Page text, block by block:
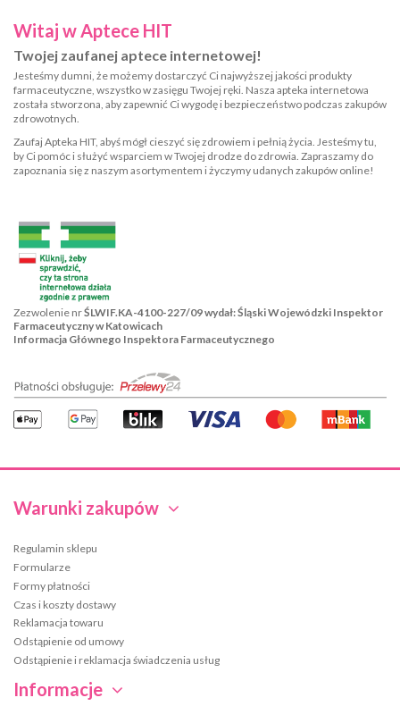
Warunki zakupów
Regulamin sklepu
Formularze
Formy płatności
Czas i koszty dostawy
Reklamacja towaru
Odstąpienie od umowy
Odstąpienie i reklamacja świadczenia usług
Informacje
Witaj w Aptece HIT
Twojej zaufanej aptece internetowej!
Jesteśmy dumni, że możemy dostarczyć Ci najwyższej jakości produkty
farmaceutyczne, wszystko w zasięgu Twojej ręki. Nasza apteka internetowa
została stworzona, aby zapewnić Ci wygodę i bezpieczeństwo podczas zakupów
zdrowotnych.
Zaufaj Apteka HIT, abyś mógł cieszyć się zdrowiem i pełnią życia. Jesteśmy tu,
by Ci pomóc i służyć wsparciem w Twojej drodze do zdrowia. Zapraszamy do
zapoznania się z naszym asortymentem i życzymy udanych zakupów online!
Zezwolenie nrŚLWIF.KA-4100-227/09 wydał: Śląski Wojewódzki Inspektor
Farmaceutyczny w Katowicach
Informacja Głównego Inspektora Farmaceutycznego